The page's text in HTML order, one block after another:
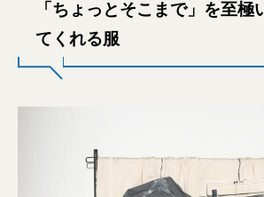
「ちょっとそこまで」を至極
てくれる服